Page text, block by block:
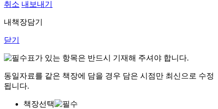
취소 내보내기
내책장담기
닫기
표가 있는 항목은 반드시 기재해 주셔야 합니다.
동일자료를 같은 책장에 담을 경우 담은 시점만 최신으로 수정
됩니다.
책장선택